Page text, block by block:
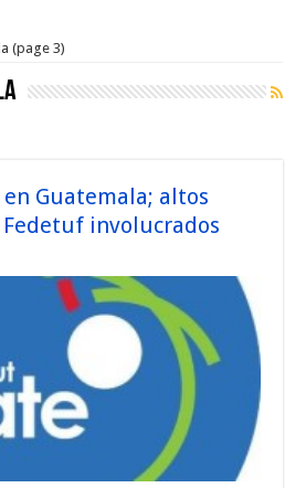
(page 3)
en Guatemala; altos
involucrados